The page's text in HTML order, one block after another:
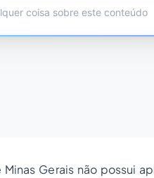
Gerais não possui